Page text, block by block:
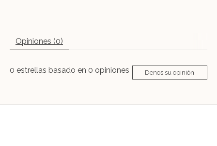
Opiniones (0)
0 estrellas basado en 0 opiniones Denos su opinión